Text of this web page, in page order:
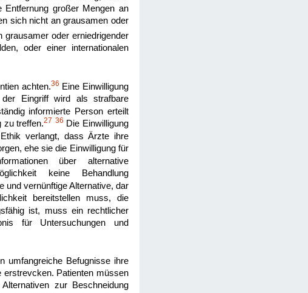
großer Mengen an
sich nicht an grausamen oder
oder erniedrigender
oder einer internationalen
achten.36 Eine Einwilligung
Eingriff wird als strafbare
informierte Person erteilt
zu treffen.27 36 Die Einwilligung
verlangt, dass Ärzte ihre
ehe sie die Einwilligung für
über alternative
keine Behandlung
und vernünftige Alternative, dar
bereitstellen muss, die
ist, muss ein rechtlicher
für Untersuchungen und
umfangreiche Befugnisse ihre
erstrevcken. Patienten müssen
zur Beschneidung